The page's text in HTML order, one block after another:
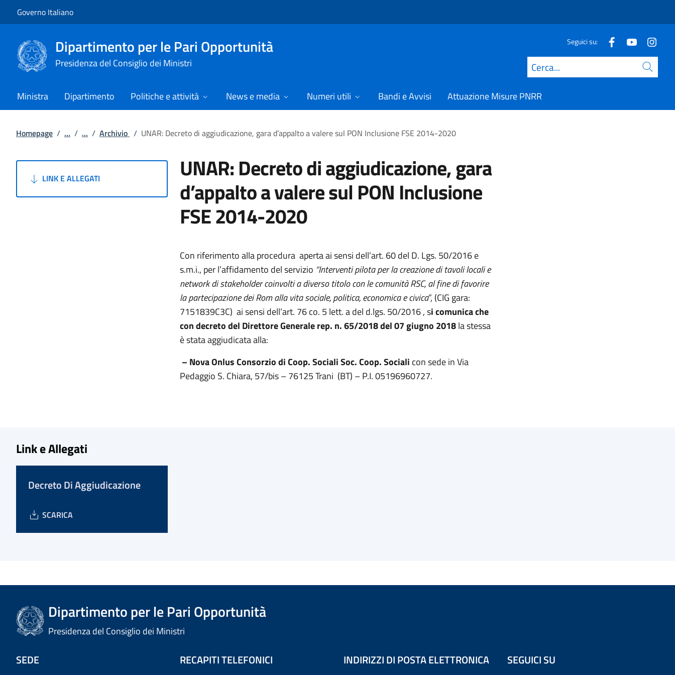
Governo Italiano
Dipartimento per le Pari Opportunità
Presidenza del Consiglio dei Ministri
Seguici su:
Cerca
Ministra Dipartimento Politiche e attività News e media Numeri utili Bandi e Avvisi Attuazione Misure PNRR
Homepage / ... / ... / Archivio / UNAR: Decreto di aggiudicazione, gara d’appalto a valere sul PON Inclusione FSE 2014-2020
LINK E ALLEGATI UNAR: Decreto di aggiudicazione, gara
d’appalto a valere sul PON Inclusione
FSE 2014-2020
Con riferimento alla procedura aperta ai sensi dell’art. 60 del D. Lgs. 50/2016 e
s.m.i., per l’affidamento del servizio “Interventi pilota per la creazione di tavoli locali e
network di stakeholder coinvolti a diverso titolo con le comunità RSC, al fine di favorire
la partecipazione dei Rom alla vita sociale, politica, economica e civica”, (CIG gara:
7151839C3C) ai sensi dell’art. 76 co. 5 lett. a del d.lgs. 50/2016 , si comunica che
con decreto del Direttore Generale rep. n. 65/2018 del 07 giugno 2018la stessa
è stata aggiudicata alla:
– Nova Onlus Consorzio di Coop. Sociali Soc. Coop. Sociali con sede in Via
Pedaggio S. Chiara, 57/bis – 76125 Trani (BT) – P.I. 05196960727.
Link e Allegati
Decreto Di Aggiudicazione
SCARICA
Dipartimento per le Pari Opportunità
Presidenza del Consiglio dei Ministri
SEDE RECAPITI TELEFONICI INDIRIZZI DI POSTA ELETTRONICA SEGUICI SU